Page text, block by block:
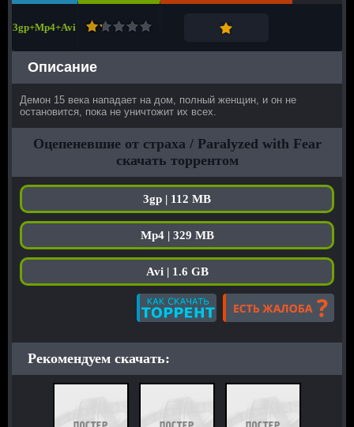
3gp+Mp4+Avi
Описание
Демон 15 века нападает на дом, полный женщин, и он не
остановится, пока не уничтожит их всех.
Оцепеневшие от страха / Paralyzed with Fear
скачать торрентом
3gp | 112 MB
Mp4 | 329 MB
Avi | 1.6 GB
Рекомендуем скачать: